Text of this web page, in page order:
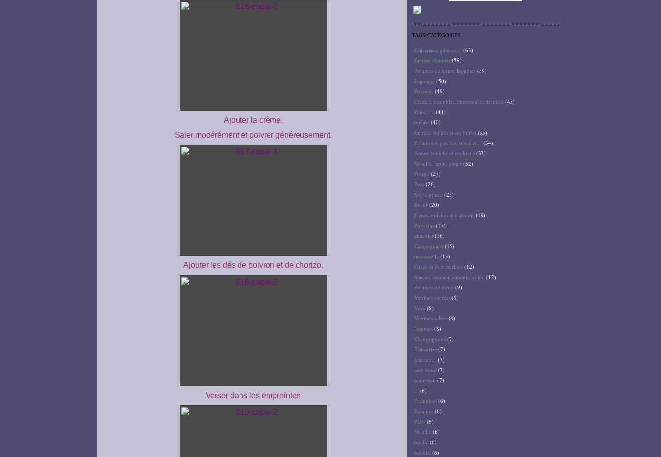
Ajouter la crème.
Saler modérément et poivrer généreusement.
Ajouter les dés de poivron et de chorizo.
Verser dans les empreintes
TAGS-CATÉGORIES
Pâtisseries, gâteaux... (63)
Entrées chaudes (59)
Pommes de terres, légumes (59)
Papotage (50)
Poissons (49)
Crèmes, crumbles, cheesecake, tiramisu (45)
Pâtes, riz (44)
tomate (40)
Entrées froides et-ou buffet (35)
Friandises, gaufres, biscuits,... (34)
Amuse bouche et cocktails (32)
Volaille, lapin, gibier (32)
Potage (27)
Porc (26)
Sur le pouce (23)
Boeuf (20)
Pizzas, quiches et clafoutis (18)
Poivrons (17)
chocolat (16)
Campagnard (15)
mozzarella (15)
Cakes salés et terrines (12)
Sauces, assaisonnements, condi (12)
Pommes de terres (9)
Verrines sucrées (9)
Veau (8)
Verrines salées (8)
légumes (8)
Champignons (7)
Pâtisseries (7)
gâteaux... (7)
lard fumé (7)
parmesan (7)
... (6)
Friandises (6)
Pommes (6)
Pâtes (6)
Volaille (6)
basilic (6)
biscuits (6)